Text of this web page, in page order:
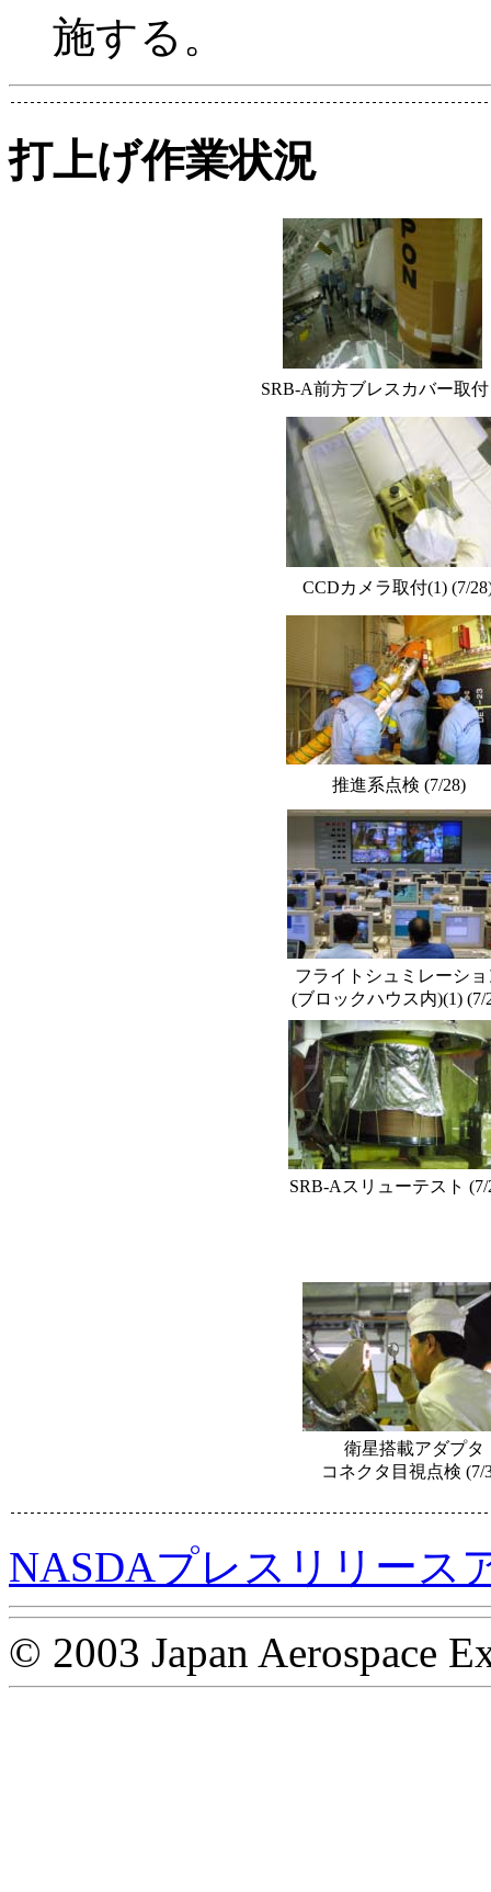
施する。
打上げ作業状況
SRB-A前方ブレスカバー取付
CCDカメラ取付(1) (7/
推進系点検 (7/28)
フライトシュミレーショ
(ブロックハウス内)(1) (7/
SRB-Aスリューテスト (7/
衛星搭載アダプタ
コネクタ目視点検 (7/
NASDAプレスリリース
© 2003 Japan Aerospace